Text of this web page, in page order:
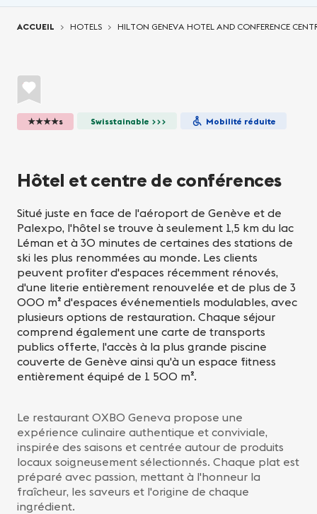
ACCUEIL HOTELS HILTON GENEVA HOTEL AND CONFERENCE
★★★★s Swisstainable >>> Mobilité réduite
Hôtel et centre de conférences
Situé juste en face de l'aéroport de Genève et de
Palexpo, l'hôtel se trouve à seulement 1,5 km du lac
Léman et à 30 minutes de certaines des stations de
ski les plus renommées au monde. Les clients
peuvent profiter d'espaces récemment rénovés,
d'une literie entièrement renouvelée et de plus de 3
000 m² d'espaces événementiels modulables, avec
plusieurs options de restauration. Chaque séjour
comprend également une carte de transports
publics offerte, l'accès à la plus grande piscine
couverte de Genève ainsi qu'à un espace fitness
entièrement équipé de 1 500 m².
Le restaurant OXBO Geneva propose une
expérience culinaire authentique et conviviale,
inspirée des saisons et centrée autour de produits
locaux soigneusement sélectionnés. Chaque plat est
préparé avec passion, mettant à l'honneur la
fraîcheur, les saveurs et l'origine de chaque
ingrédient.